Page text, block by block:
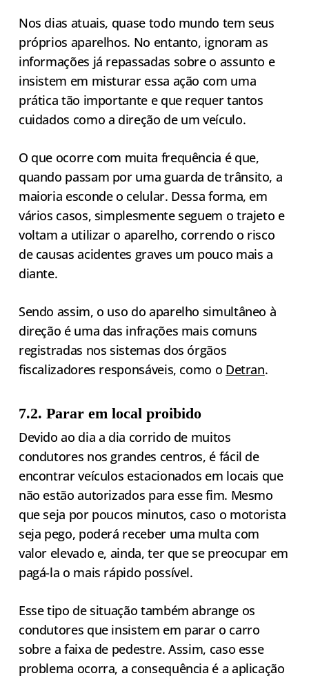
Nos dias atuais, quase todo mundo tem seus
próprios aparelhos. No entanto, ignoram as
informações já repassadas sobre o assunto e
insistem em misturar essa ação com uma
prática tão importante e que requer tantos
cuidados como a direção de um veículo.
O que ocorre com muita frequência é que,
quando passam por uma guarda de trânsito, a
maioria esconde o celular. Dessa forma, em
vários casos, simplesmente seguem o trajeto e
voltam a utilizar o aparelho, correndo o risco
de causas acidentes graves um pouco mais a
diante.
Sendo assim, o uso do aparelho simultâneo à
direção é uma das infrações mais comuns
registradas nos sistemas dos órgãos
fiscalizadores responsáveis, como o Detran.
7.2. Parar em local proibido
Devido ao dia a dia corrido de muitos
condutores nos grandes centros, é fácil de
encontrar veículos estacionados em locais que
não estão autorizados para esse fim. Mesmo
que seja por poucos minutos, caso o motorista
seja pego, poderá receber uma multa com
valor elevado e, ainda, ter que se preocupar em
pagá-la o mais rápido possível.
Esse tipo de situação também abrange os
condutores que insistem em parar o carro
sobre a faixa de pedestre. Assim, caso esse
problema ocorra, a consequência é a aplicação